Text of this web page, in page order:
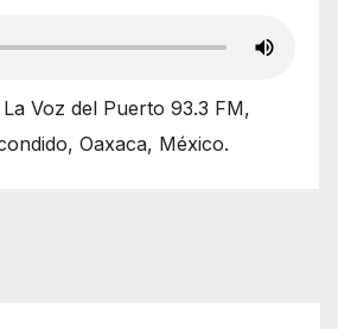
Voz del Puerto 93.3 FM,
Oaxaca, México.